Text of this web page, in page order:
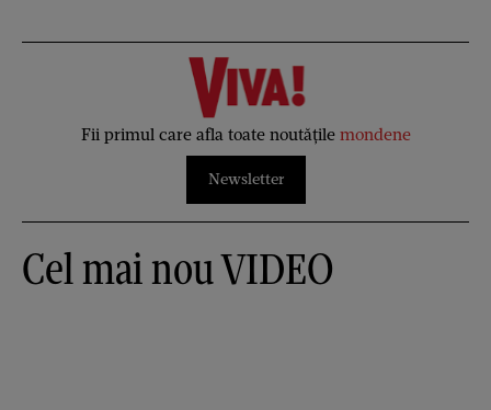
Fii primul care afla toate noutățile mondene
Newsletter
Cel mai nou VIDEO